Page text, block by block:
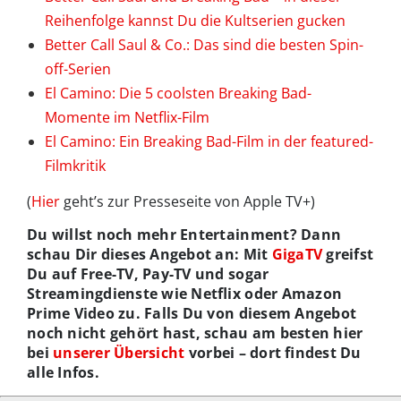
Reihenfolge kannst Du die Kultserien gucken
Better Call Saul & Co.: Das sind die besten Spin-
off-Serien
El Camino: Die 5 coolsten Breaking Bad-
Momente im Netflix-Film
El Camino: Ein Breaking Bad-Film in der featured-
Filmkritik
(Hier geht’s zur Presseseite von Apple TV+)
Du willst noch mehr Entertainment? Dann
schau Dir dieses Angebot an: Mit GigaTVgreifst
Du auf Free-TV, Pay-TV und sogar
Streamingdienste wie Netflix oder Amazon
Prime Video zu. Falls Du von diesem Angebot
noch nicht gehört hast, schau am besten hier
bei unserer Übersicht vorbei – dort findest Du
alle Infos.